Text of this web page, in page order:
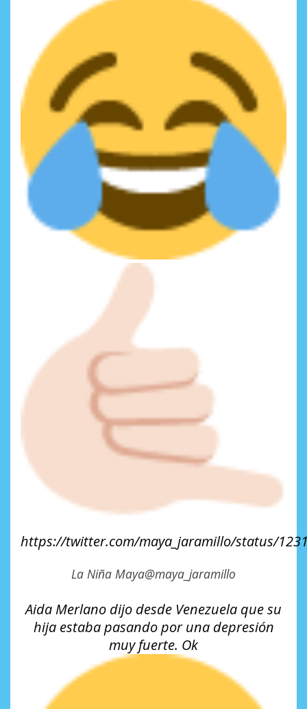
https://twitter.com/maya_jaramillo/status/
La Niña Maya@maya_jaramillo
Aida Merlano dijo desde Venezuela que su
hija estaba pasando por una depresión
muy fuerte. Ok